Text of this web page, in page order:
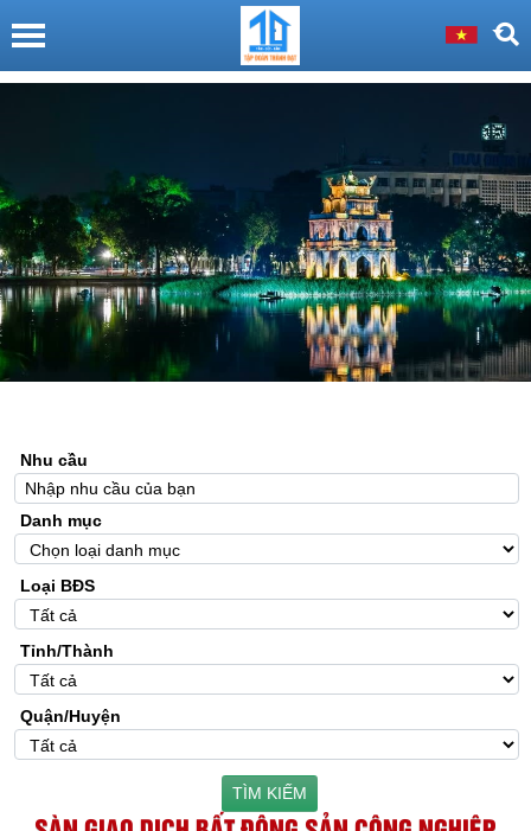
Nhu cầu
Danh mục
Loại BĐS
Tỉnh/Thành
Quận/Huyện
TÌM KIẾM